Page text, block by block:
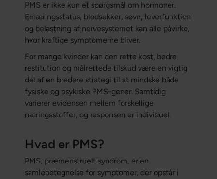
PMS er ikke kun et spørgsmål om hormoner.
Ernæringsstatus, blodsukker, søvn, leverfunktion
og belastning af nervesystemet kan alle påvirke,
hvor kraftige symptomerne bliver.
For mange kvinder kan den rette kost, bedre
restitution og målrettede tilskud være en vigtig
del af en bredere strategi til at mindske både
fysiske og psykiske PMS-gener. Samtidig
varierer evidensen mellem forskellige
næringsstoffer, og responsen er individuel.
Hvad er PMS?
PMS, præmenstruelt syndrom, er en
samlebetegnelse for symptomer, der opstår i